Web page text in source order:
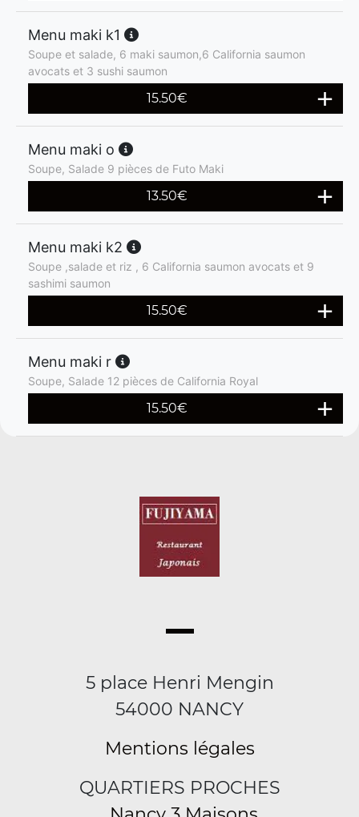
Menu maki k1
Soupe et salade, 6 maki saumon,6 California saumon
avocats et 3 sushi saumon
15.50€
Menu maki o
Soupe, Salade 9 pièces de Futo Maki
13.50€
Menu maki k2
Soupe ,salade et riz , 6 California saumon avocats et 9
sashimi saumon
15.50€
Menu maki r
Soupe, Salade 12 pièces de California Royal
15.50€
5 place Henri Mengin
54000 NANCY
Mentions légales
QUARTIERS PROCHES